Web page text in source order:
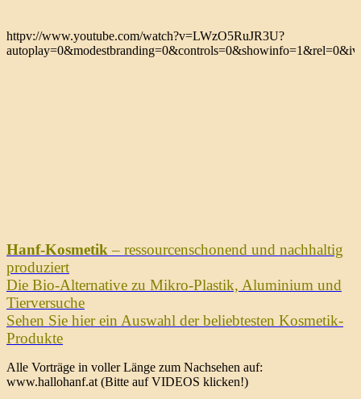
httpv://www.youtube.com/watch?v=LWzO5RuJR3U?
Hanf-Kosmetik – ressourcenschonend und nachhaltig
produziert
Die Bio-Alternative zu Mikro-Plastik, Aluminium und
Tierversuche
Sehen Sie hier ein Auswahl der beliebtesten Kosmetik-
Produkte
Alle Vorträge in voller Länge zum Nachsehen auf:
www.hallohanf.at (Bitte auf VIDEOS klicken!)